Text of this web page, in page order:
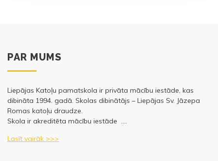
PAR MUMS
Liepājas Katoļu pamatskola ir privāta mācību iestāde, kas
dibināta 1994. gadā. Skolas dibinātājs – Liepājas Sv. Jāzepa
Romas katoļu draudze.
Skola ir akreditēta mācību iestāde ….
Lasīt vairāk >>>